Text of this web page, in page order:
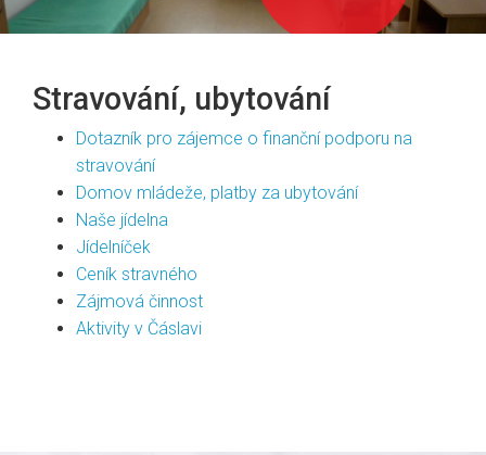
Stravování, ubytování
Dotazník pro zájemce o finanční podporu na
stravování
Domov mládeže, platby za ubytování
Naše jídelna
Jídelníček
Ceník stravného
Zájmová činnost
Aktivity v Čáslavi